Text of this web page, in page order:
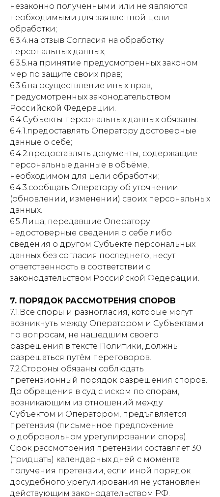
незаконно полученными или не являются
необходимыми для заявленной цели
обработки;
6.3.4.на отзыв Согласия на обработку
персональных данных;
6.3.5.на принятие предусмотренных законом
мер по защите своих прав;
6.3.6.на осуществление иных прав,
предусмотренных законодательством
Российской Федерации.
6.4.Субъекты персональных данных обязаны:
6.4.1.предоставлять Оператору достоверные
данные о себе;
6.4.2.предоставлять документы, содержащие
персональные данные в объёме,
необходимом для цели обработки;
6.4.3.сообщать Оператору об уточнении
(обновлении, изменении) своих персональных
данных.
6.5.Лица, передавшие Оператору
недостоверные сведения о себе либо
сведения о другом Субъекте персональных
данных без согласия последнего, несут
ответственность в соответствии с
законодательством Российской Федерации.
7. ПОРЯДОК РАССМОТРЕНИЯ СПОРОВ
7.1.Все споры и разногласия, которые могут
возникнуть между Оператором и Субъектами
по вопросам, не нашедшим своего
разрешения в тексте Политики, должны
разрешаться путём переговоров.
7.2.Стороны обязаны соблюдать
претензионный порядок разрешения споров.
До обращения в суд с иском по спорам,
возникающим из отношений между
Субъектом и Оператором, предъявляется
претензия (письменное предложение
о добровольном урегулировании спора).
Срок рассмотрения претензии составляет 30
(тридцать) календарных дней с момента
получения претензии, если иной порядок
досудебного урегулирования не установлен
действующим законодательством РФ.